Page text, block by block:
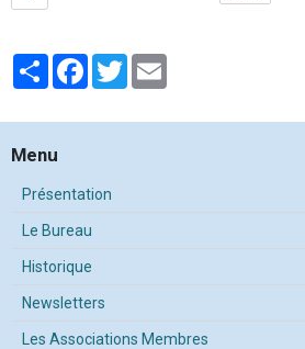
PartagerFacebook
Twitter
Menu
Présentation
Le Bureau
Historique
Newsletters
Les Associations Membres